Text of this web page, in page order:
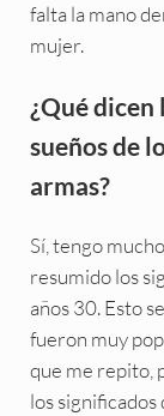
falta la mano
mujer.
¿Qué
sueños de
armas?
Sí, tengo
resumido los
años 30. Esto
fueron muy
que me repito,
los significados